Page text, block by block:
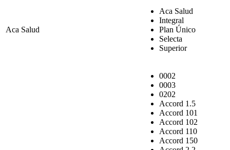
Aca Salud
Aca Salud
Integral
Plan Único
Selecta
Superior
0002
0003
0202
Accord 1.5
Accord 101
Accord 102
Accord 110
Accord 150